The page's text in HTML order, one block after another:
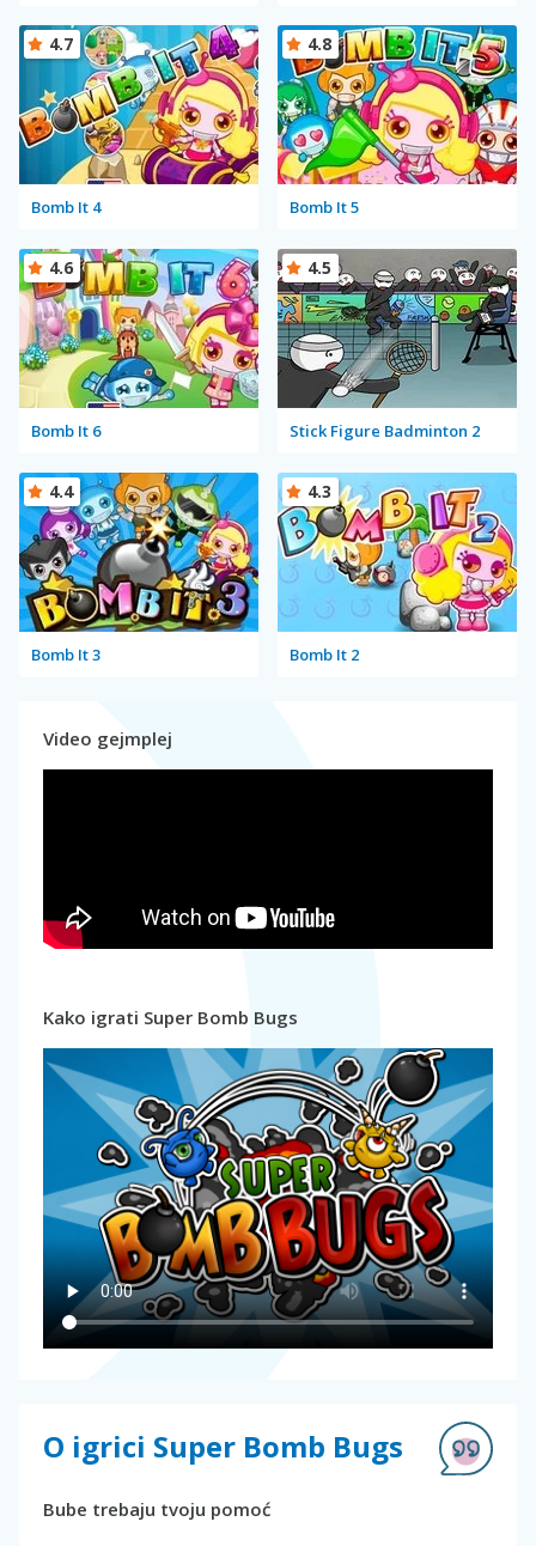
Bomb It 4
4.7
Bomb It 5
4.8
Bomb It 6
4.6
Stick Figure Badminton 2
4.5
Bomb It 3
4.4
Bomb It 2
4.3
Video gejmplej
Kako igrati Super Bomb Bugs
O igrici Super Bomb Bugs
Bube trebaju tvoju pomoć